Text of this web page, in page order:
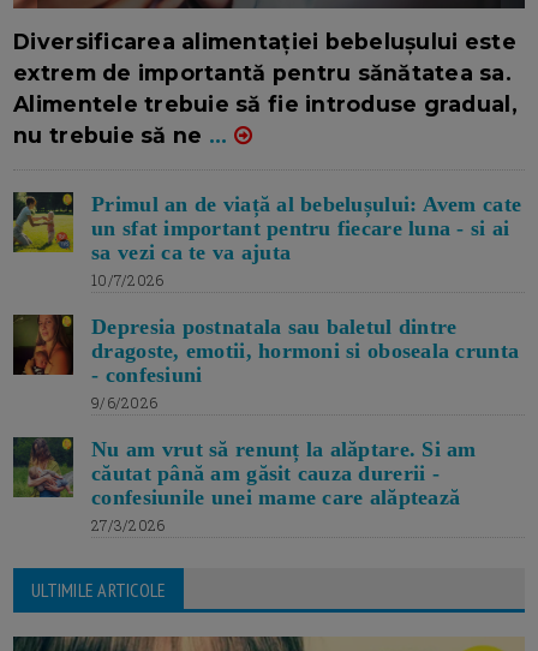
Diversificarea alimentației bebelușului este
extrem de importantă pentru sănătatea sa.
Alimentele trebuie să fie introduse gradual,
nu trebuie să ne ...
Primul an de viață al bebelușului: Avem cate
un sfat important pentru fiecare luna - si ai
sa vezi ca te va ajuta
10/7/2026
Depresia postnatala sau baletul dintre
dragoste, emotii, hormoni si oboseala crunta
- confesiuni
9/6/2026
Nu am vrut să renunț la alăptare. Si am
căutat până am găsit cauza durerii -
confesiunile unei mame care alăptează
27/3/2026
ULTIMILE ARTICOLE